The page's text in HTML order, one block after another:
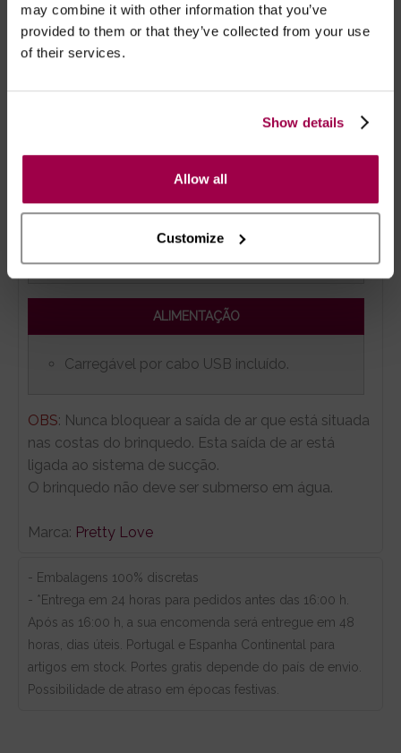
may combine it with other information that you’ve
provided to them or that they’ve collected from your use
of their services.
Show details
Allow all
Customize
botão do painel e em simultâneo colocar
um fio de água a correr para dentro do
desinfectante próprio para brinquedos.
Continuar a premir o botão até sair toda a
TACTO
ALIMENTAÇÃO
Carregável por cabo USB incluído.
OBS: Nunca bloquear a saída de ar que está situada
nas costas do brinquedo. Esta saída de ar está
ligada ao sistema de sucção.
O brinquedo não deve ser submerso em água.
Marca: Pretty Love
- Embalagens 100% discretas
- *Entrega em 24 horas para pedidos antes das 16:00 h.
Após as 16:00 h, a sua encomenda será entregue em 48
horas, dias úteis. Portugal e Espanha Continental para
artigos em stock. Portes gratis depende do país de envio.
Possibilidade de atraso em épocas festivas.